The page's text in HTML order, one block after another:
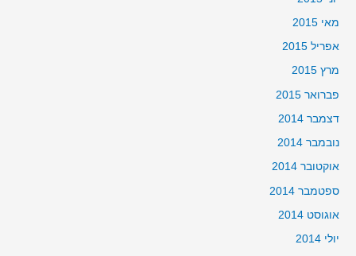
מאי 2015
אפריל 2015
מרץ 2015
פברואר 2015
דצמבר 2014
נובמבר 2014
אוקטובר 2014
ספטמבר 2014
אוגוסט 2014
יולי 2014